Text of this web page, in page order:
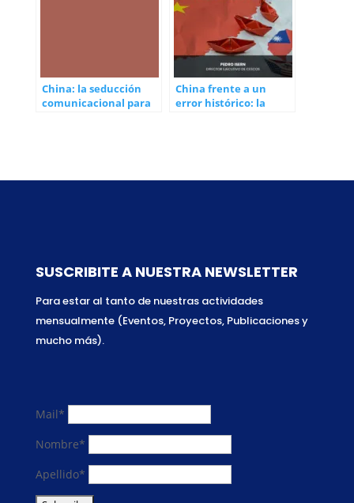
China: la seducción
comunicacional para
China frente a un
error histórico: la
SUSCRIBITE A NUESTRA NEWSLETTER
Para estar al tanto de nuestras actividades
mensualmente (Eventos, Proyectos, Publicaciones y
mucho más).
Mail*
Nombre*
Apellido*